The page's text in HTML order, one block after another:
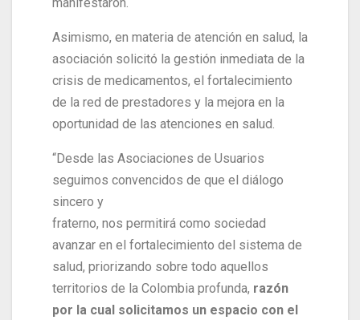
Asimismo, en materia de atención en salud, la
asociación solicitó la gestión inmediata de la
crisis de medicamentos, el fortalecimiento
de la red de prestadores y la mejora en la
oportunidad de las atenciones en salud.
“Desde las Asociaciones de Usuarios
seguimos convencidos de que el diálogo
sincero y
fraterno, nos permitirá como sociedad
avanzar en el fortalecimiento del sistema de
salud, priorizando sobre todo aquellos
territorios de la Colombia profunda, razón
por la cual solicitamos un espacio con el